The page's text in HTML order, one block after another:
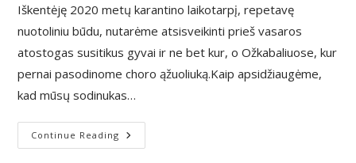
Iškentėję 2020 metų karantino laikotarpį, repetavę
nuotoliniu būdu, nutarėme atsisveikinti prieš vasaros
atostogas susitikus gyvai ir ne bet kur, o Ožkabaliuose, kur
pernai pasodinome choro ąžuoliuką.Kaip apsidžiaugėme,
kad mūsų sodinukas…
Continue Reading „Saluto“
Ąžuoliuko